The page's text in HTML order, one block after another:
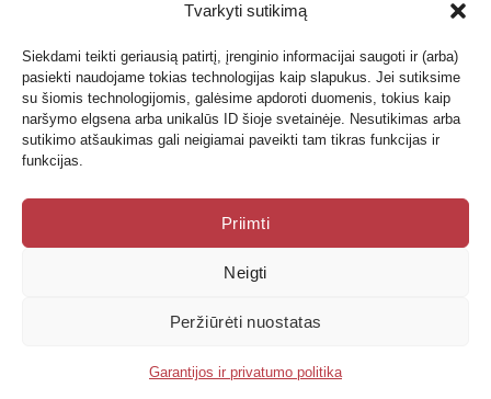
Tvarkyti sutikimą
Siekdami teikti geriausią patirtį, įrenginio informacijai saugoti ir (arba)
pasiekti naudojame tokias technologijas kaip slapukus. Jei sutiksime
su šiomis technologijomis, galėsime apdoroti duomenis, tokius kaip
naršymo elgsena arba unikalūs ID šioje svetainėje. Nesutikimas arba
sutikimo atšaukimas gali neigiamai paveikti tam tikras funkcijas ir
funkcijas.
Priimti
Neigti
Peržiūrėti nuostatas
Garantijos ir privatumo politika
Informacija
Grąžinimas
Garantijos ir privatumo politika